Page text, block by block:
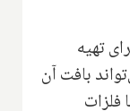
تهیه
بافت آن
فلزات